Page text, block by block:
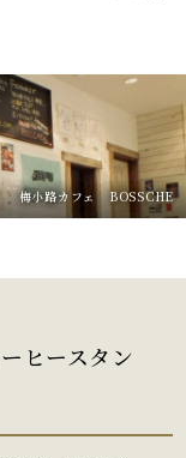
梅小路カフェ BOSSCHE
ヒースタン